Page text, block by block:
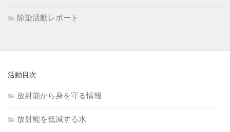
除染活動レポート
活動目次
放射能から身を守る情報
放射能を低減する水